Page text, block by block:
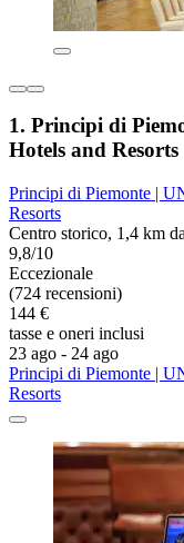
1. Principi di
Hotels and Resorts
Principi di Piemonte |
Resorts
Centro storico, 1,4 km
9,8/10
Eccezionale
(724 recensioni)
144 €
tasse e oneri inclusi
23 ago - 24 ago
Principi di Piemonte |
Resorts